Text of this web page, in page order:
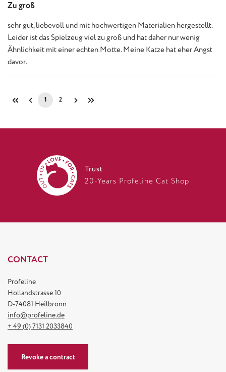
Zu groß
sehr gut, liebevoll und mit hochwertigen Materialien hergestellt.
Leider ist das Spielzeug viel zu groß und hat daher nur wenig
Ähnlichkeit mit einer echten Motte. Meine Katze hat eher Angst
davor.
Page
1 Page
2
Trust
20-Years Profeline Cat Shop
CONTACT
Profeline
Hollandstrasse 10
D-74081 Heilbronn
info@profeline.de
+ 49 (0) 7131 2033840
Revoke a contract